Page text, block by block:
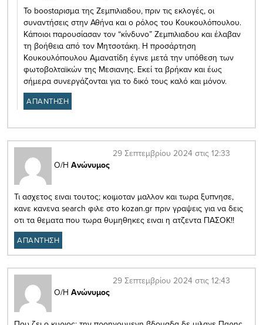
Το boostαρισμα της Ζεμπιλιαδου, πριν τις εκλογές, οι
συναντήσεις στην Αθήνα και ο ρόλος του Κουκουλόπουλου.
Κάποιοι παρουσίασαν τον “κίνδυνο” Ζεμπιλιαδου και έλαβαν
τη βοήθεια από τον Μητσοτάκη. Η προσάρτηση
Κουκουλόπουλου Αμανατίδη έγινε μετά την υπόθεση των
φωτοβολταϊκών της Μεσιανης. Εκεί τα βρήκαν και έως
σήμερα συνεργάζονται για το δικό τους καλό και μόνον.
ΑΠΑΝΤΗΣΗ
Ο/Η Ανώνυμος
29 Σεπτεμβρίου 2024 στις 12:33
Τι ασχετος ειναι τουτος; κοιμοταν μαλλον και τωρα ξυπνησε,
κανε κανενα search φιλε στο kozan.gr πριν γραψεις για να δεις
οτι τα θεματα που τωρα θυμηθηκες ειναι η ατζεντα ΠΑΣΟΚ!!
ΑΠΑΝΤΗΣΗ
Ο/Η Ανώνυμος
29 Σεπτεμβρίου 2024 στις 12:43